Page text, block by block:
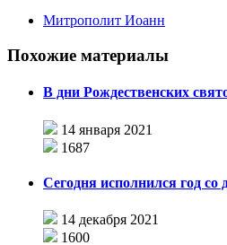
Митрополит Иоанн
Похожие материалы
В дни Рождественских
14 января 2021
1687
Сегодня исполнился год
14 декабря 2021
1600